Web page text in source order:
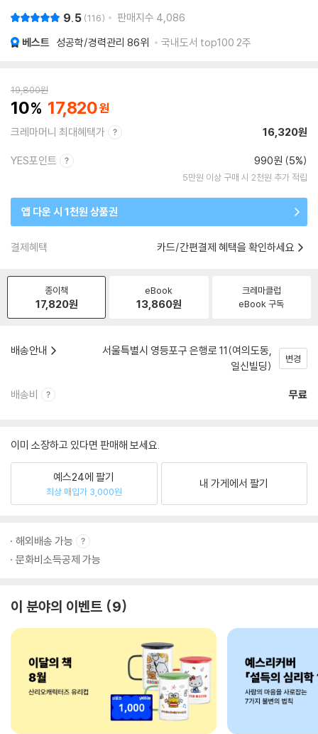
9.5 116 판매지수 4,086
베스트 성공학/경력관리 86위 국내도서 top100 2주
19,800원
10 17,820
크레마머니 최대혜택가 16,320원
YES포인트 990원 (5%)
5만원 이상 구매 시 2천원 추가 적립
앱 다운 시 1천원 상품권
결제혜택 카드/간편결제 혜택을 확인하세요
종이책
17,820원
eBook
13,860원
크레마클럽
eBook 구독
배송안내
서울특별시 영등포구 은행로 11(여의도동,
일신빌딩)
변경
배송비 무료
이미 소장하고 있다면 판매해 보세요.
예스24에 팔기
최상 매입가 3,000원
내 가게에서 팔기
해외배송 가능
문화비소득공제 가능
이 분야의 이벤트 9